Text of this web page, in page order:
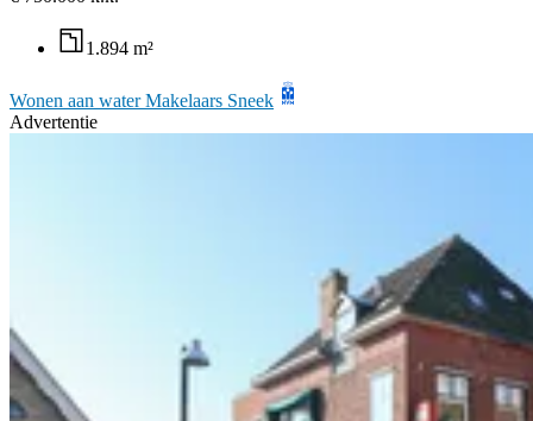
1.894 m²
Wonen aan water Makelaars Sneek
Advertentie